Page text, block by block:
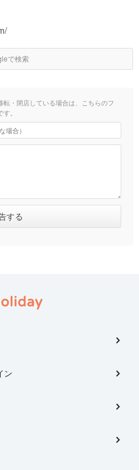
で検索
・閉店している場合は、こちらのフ
。
ン